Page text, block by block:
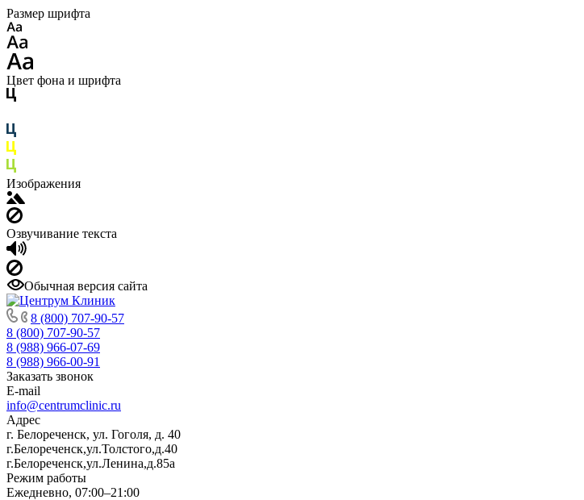
Размер шрифта
Цвет фона и шрифта
Изображения
Озвучивание текста
Обычная версия сайта
8 (800) 707-90-57
8 (800) 707-90-57
8 (988) 966-07-69
8 (988) 966-00-91
Заказать звонок
E-mail
info@centrumclinic.ru
Адрес
г. Белореченск, ул. Гоголя, д. 40
г.Белореченск,ул.Толстого,д.40
г.Белореченск,ул.Ленина,д.85а
Режим работы
Ежедневно, 07:00–21:00